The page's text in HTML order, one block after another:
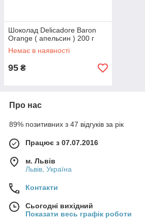
Шоколад Delicadore Baron
Orange ( апельсин ) 200 г
Немає в наявності
95 ₴
Про нас
89% позитивних з 47 відгуків за рік
Працює з 07.07.2016
м. Львів
Львів, Україна
Контакти
Сьогодні вихідний
Показати весь графік роботи